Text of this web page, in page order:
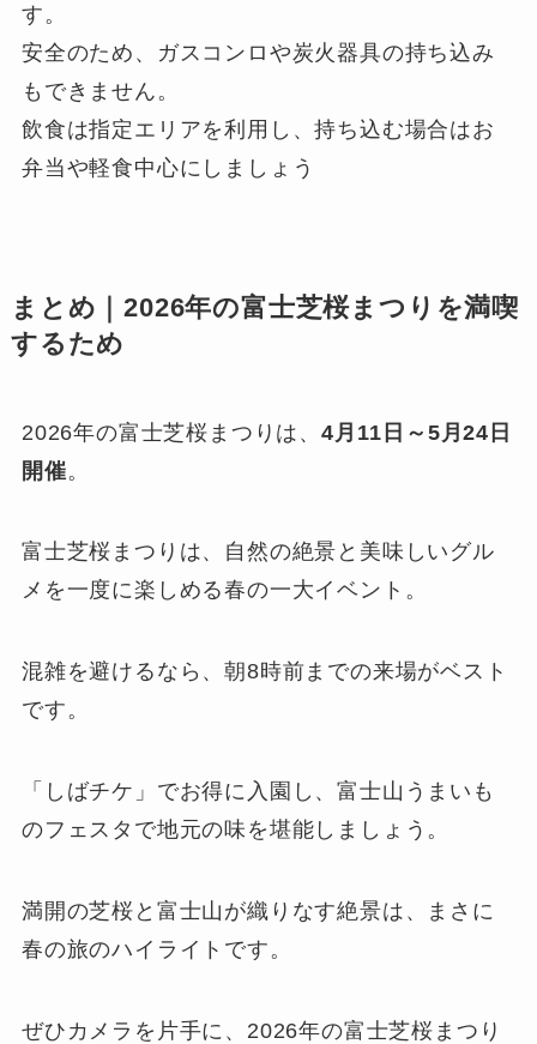
す。
安全のため、ガスコンロや炭火器具の持ち込み
もできません。
飲食は指定エリアを利用し、持ち込む場合はお
弁当や軽食中心にしましょう
まとめ｜2026年の富士芝桜まつりを満喫
するため
2026年の富士芝桜まつりは、4月11日～5月24日
開催。
富士芝桜まつりは、自然の絶景と美味しいグル
メを一度に楽しめる春の一大イベント。
混雑を避けるなら、朝8時前までの来場がベスト
です。
「しばチケ」でお得に入園し、富士山うまいも
のフェスタで地元の味を堪能しましょう。
満開の芝桜と富士山が織りなす絶景は、まさに
春の旅のハイライトです。
ぜひカメラを片手に、2026年の富士芝桜まつり